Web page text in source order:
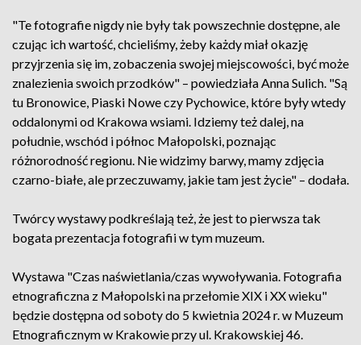
"Te fotografie nigdy nie były tak powszechnie dostępne, ale
czując ich wartość, chcieliśmy, żeby każdy miał okazję
przyjrzenia się im, zobaczenia swojej miejscowości, być może
znalezienia swoich przodków" – powiedziała Anna Sulich. "Są
tu Bronowice, Piaski Nowe czy Pychowice, które były wtedy
oddalonymi od Krakowa wsiami. Idziemy też dalej, na
południe, wschód i północ Małopolski, poznając
różnorodność regionu. Nie widzimy barwy, mamy zdjęcia
czarno-białe, ale przeczuwamy, jakie tam jest życie" – dodała.
Twórcy wystawy podkreślają też, że jest to pierwsza tak
bogata prezentacja fotografii w tym muzeum.
Wystawa "Czas naświetlania/czas wywoływania. Fotografia
etnograficzna z Małopolski na przełomie XIX i XX wieku"
będzie dostępna od soboty do 5 kwietnia 2024 r. w Muzeum
Etnograficznym w Krakowie przy ul. Krakowskiej 46.